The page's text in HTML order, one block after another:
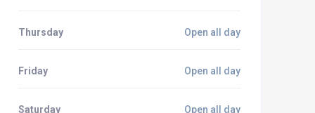
Thursday Open all day
Friday Open all day
Saturday Open all day